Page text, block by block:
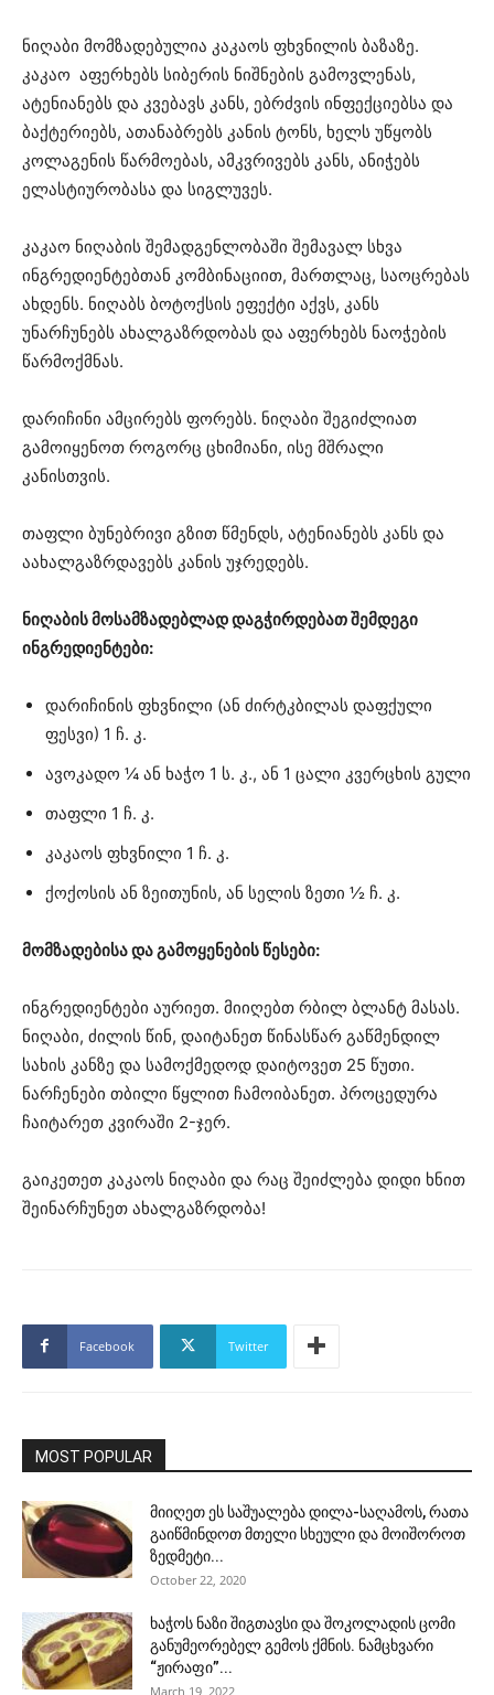
ნიღაბი მომზადებულია კაკაოს ფხვნილის ბაზაზე.
კაკაო აფერხებს სიბერის ნიშნების გამოვლენას,
ატენიანებს და კვებავს კანს, ებრძვის ინფექციებსა და
ბაქტერიებს, ათანაბრებს კანის ტონს, ხელს უწყობს
კოლაგენის წარმოებას, ამკვრივებს კანს, ანიჭებს
ელასტიურობასა და სიგლუვეს.
კაკაო ნიღაბის შემადგენლობაში შემავალ სხვა
ინგრედიენტებთან კომბინაციით, მართლაც, საოცრებას
ახდენს. ნიღაბს ბოტოქსის ეფექტი აქვს, კანს
უნარჩუნებს ახალგაზრდობას და აფერხებს ნაოჭების
წარმოქმნას.
დარიჩინი ამცირებს ფორებს. ნიღაბი შეგიძლიათ
გამოიყენოთ როგორც ცხიმიანი, ისე მშრალი
კანისთვის.
თაფლი ბუნებრივი გზით წმენდს, ატენიანებს კანს და
აახალგაზრდავებს კანის უჯრედებს.
ნიღაბის მოსამზადებლად დაგჭირდებათ შემდეგი
ინგრედიენტები:
დარიჩინის ფხვნილი (ან ძირტკბილას დაფქული
ფესვი) 1 ჩ. კ.
ავოკადო ¼ ან ხაჭო 1 ს. კ., ან 1 ცალი კვერცხის გული
თაფლი 1 ჩ. კ.
კაკაოს ფხვნილი 1 ჩ. კ.
ქოქოსის ან ზეითუნის, ან სელის ზეთი ½ ჩ. კ.
მომზადებისა და გამოყენების წესები:
ინგრედიენტები აურიეთ. მიიღებთ რბილ ბლანტ მასას.
ნიღაბი, ძილის წინ, დაიტანეთ წინასწარ გაწმენდილ
სახის კანზე და სამოქმედოდ დაიტოვეთ 25 წუთი.
ნარჩენები თბილი წყლით ჩამოიბანეთ. პროცედურა
ჩაიტარეთ კვირაში 2-ჯერ.
გაიკეთეთ კაკაოს ნიღაბი და რაც შეიძლება დიდი ხნით
შეინარჩუნეთ ახალგაზრდობა!
Facebook Twitter
MOST POPULAR
მიიღეთ ეს საშუალება დილა-საღამოს, რათა
გაიწმინდოთ მთელი სხეული და მოიშოროთ
ზედმეტი...
October 22, 2020
ხაჭოს ნაზი შიგთავსი და შოკოლადის ცომი
განუმეორებელ გემოს ქმნის. ნამცხვარი
“ჟირაფი”...
March 19, 2022